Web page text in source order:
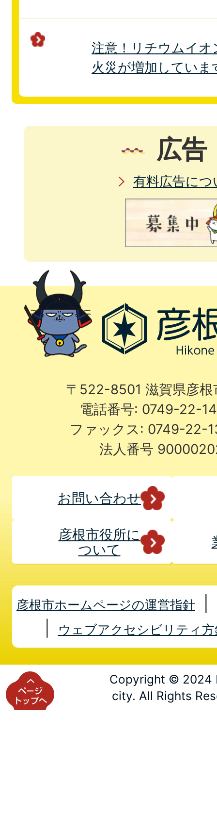
注意！リチウムイオ
火災が増加していま
広告
有料広告につ
〒522-8501 滋賀県彦
電話番号: 0749-22-
ファックス: 0749-22-
法人番号
お問い合わせ
彦根市役所に
ついて
彦根市ホームページの運営指針
ウェブアクセシビリティ方
Copyright © 2024
city. All Rights